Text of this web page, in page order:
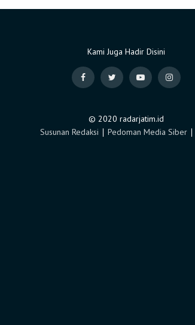
Kami Juga Hadir Disini
© 2020 radarjatim.id
Susunan Redaksi ∣ Pedoman Media Siber∣